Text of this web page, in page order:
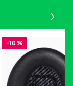
-10 %